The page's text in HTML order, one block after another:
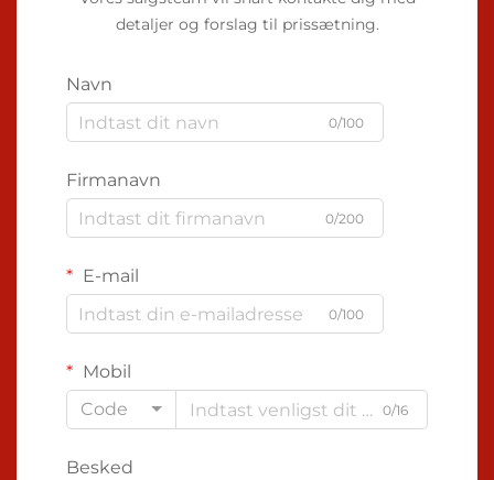
detaljer og forslag til prissætning.
Navn
0/100
Firmanavn
0/200
E-mail
0/100
Mobil
Code
0/16
Besked